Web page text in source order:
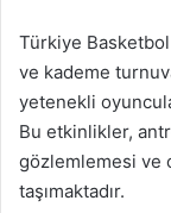
Türkiye
ve kademe
yetenekli
Bu etkinlikler,
gözlemlemesi ve
taşımaktadır.